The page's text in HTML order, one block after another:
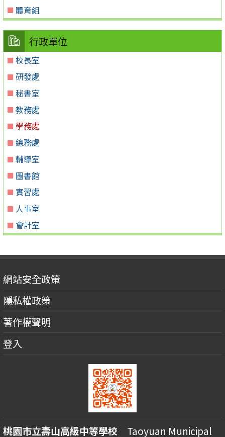
體育組
行政單位
校長室
研發處
秘書室
教務處
學務處
總務處
輔導室
圖書館
實習處
人事室
會計室
網站安全政策
隱私權政策
著作權聲明
登入
桃園市立壽山高級中等學校 Taoyuan Municipal